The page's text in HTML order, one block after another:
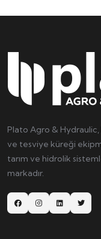
Plato Agro &
ve tesviye küreği
tarım ve hidrolik
markadır.